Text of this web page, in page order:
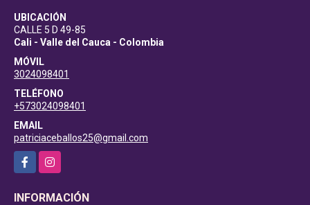
UBICACIÓN
CALLE 5 D 49-85
Cali - Valle del Cauca - Colombia
MÓVIL
3024098401
TELÉFONO
+573024098401
EMAIL
patriciaceballos25@gmail.com
FacebookInstagram
INFORMACIÓN